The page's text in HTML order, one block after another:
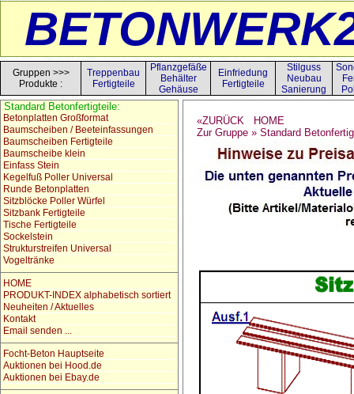
Gruppen >>>
Produkte :
Treppenbau
Fertigteile
Pflanzgefäße
Behälter
Gehäuse
Einfriedung
Fertigteile
Stilguss
Neubau
Sanierung
Standard Betonfertigteile:
Betonplatten Großformat
Baumscheiben / Beeteinfassungen
Baumscheiben Fertigteile
Baumscheibe klein
Einfass Stein
Kegelfuß Poller Universal
Runde Betonplatten
Sitzblöcke Poller Würfel
Sitzbank Fertigteile
Tische Fertigteile
Sockelstein
Strukturstreifen Universal
Vogeltränke
HOME
PRODUKT-INDEX alphabetisch sortiert
Neuheiten / Aktuelles
Kontakt
Email senden ...
Focht-Beton Hauptseite
Auktionen bei Hood.de
Auktionen bei Ebay.de
«ZURÜCK
HOME
Zur Gruppe » Standard